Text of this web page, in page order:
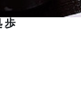
歩